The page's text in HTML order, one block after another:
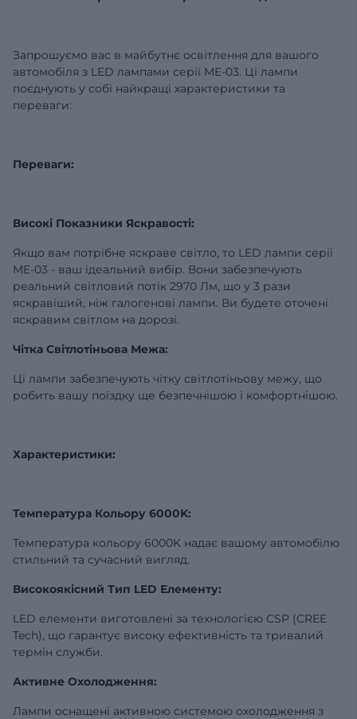
Запрошуємо вас в майбутнє освітлення для вашого
автомобіля з LED лампами серії ME-03. Ці лампи
поєднують у собі найкращі характеристики та
переваги:
Переваги:
Високі Показники Яскравості:
Якщо вам потрібне яскраве світло, то LED лампи серії
ME-03 - ваш ідеальний вибір. Вони забезпечують
реальний світловий потік 2970 Лм, що у 3 рази
яскравіший, ніж галогенові лампи. Ви будете оточені
яскравим світлом на дорозі.
Чітка Світлотіньова Межа:
Ці лампи забезпечують чітку світлотіньову межу, що
робить вашу поїздку ще безпечнішою і комфортнішою.
Характеристики:
Температура Кольору 6000K:
Температура кольору 6000K надає вашому автомобілю
стильний та сучасний вигляд.
Високоякісний Тип LED Елементу:
LED елементи виготовлені за технологією CSP (CREE
Tech), що гарантує високу ефективність та тривалий
термін служби.
Активне Охолодження:
Лампи оснащені активною системою охолодження з